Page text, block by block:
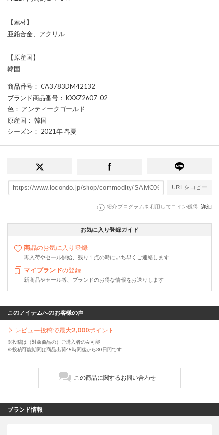
【素材】
亜鉛合金、アクリル
【原産国】
韓国
商品番号 ： CA3783DM42132
ブランド商品番号 ： KXXZ2607-02
色 ： アンティークゴールド
原産国 ： 韓国
シーズン ： 2021年 春夏
URLをコピー
紹介プログラムを利用してコイン獲得 詳細
お気に入り登録ガイド
商品のお気に入り登録
再入荷やセール開始、残り１点の時にいち早くご連絡します
マイブランドの登録
新商品やセール等、ブランドのお得な情報をお送りします
このアイテムへのお客様の声
レビュー投稿で最大2,000ポイント
※投稿は（対象商品の）ご購入者のみ可能
※投稿可能期間は商品出荷48時間後から30日間です
この商品に関するお問い合わせ
ブランド情報